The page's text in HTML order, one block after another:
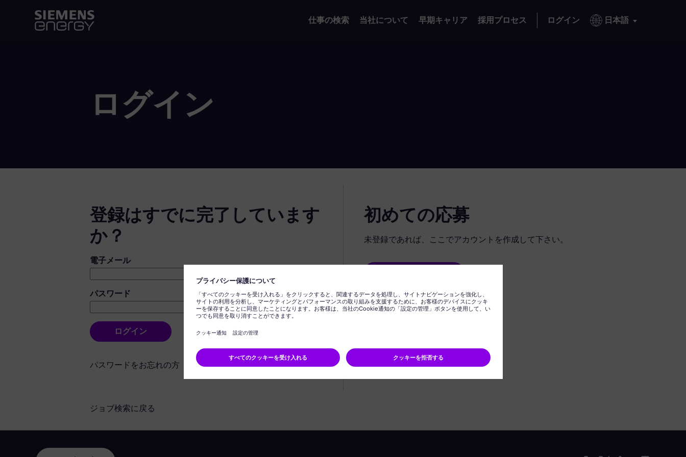
仕事の検索 当社について 早期キャリア 採用プロセス ログイン 日本語
ログイン
登録はすでに完了しています
か？
ログイン：ユーザーとパスワード
電子メール
パスワード
ログイン
パスワードをお忘れの方
初めての応募
未登録であれば、ここでアカウントを作成して下さい。
ジョブ検索に戻る